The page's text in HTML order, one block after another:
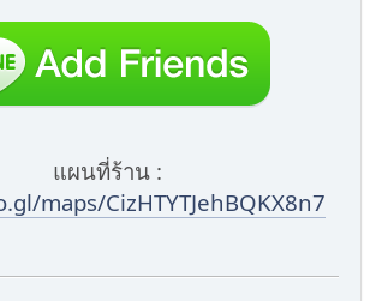
แผนที่ร้าน :
maps/CizHTYTJehBQKX8n7